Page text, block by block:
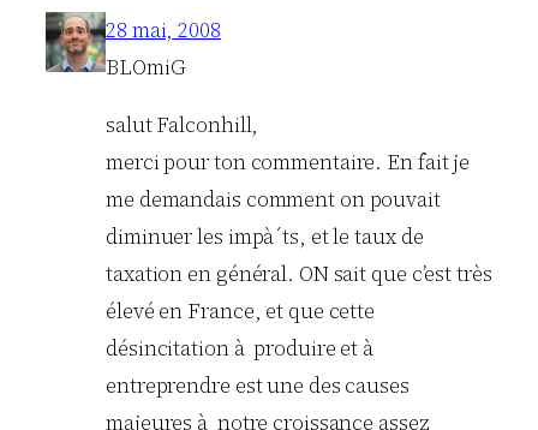
28 mai, 2008
BLOmiG
salut Falconhill,
merci pour ton commentaire. En fait je
me demandais comment on pouvait
diminuer les impà´ts, et le taux de
taxation en général. ON sait que c’est très
élevé en France, et que cette
désincitation à produire et à
entreprendre est une des causes
majeures à notre croissance assez